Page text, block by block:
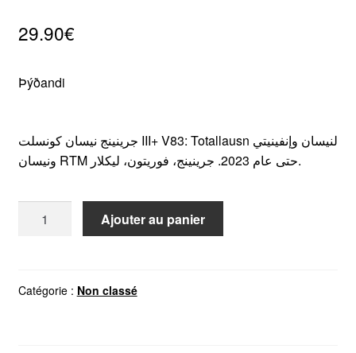
29.90€
Þýðandi
جرينينج نيسان كونسلت III+ V83: Totallausn لنيسان وإنفينيتي
ونيسان RTM حتى عام 2023. جرينينج، فوريتون، ليكلار.
III+
Ajouter au panier
Catégorie : Non classé